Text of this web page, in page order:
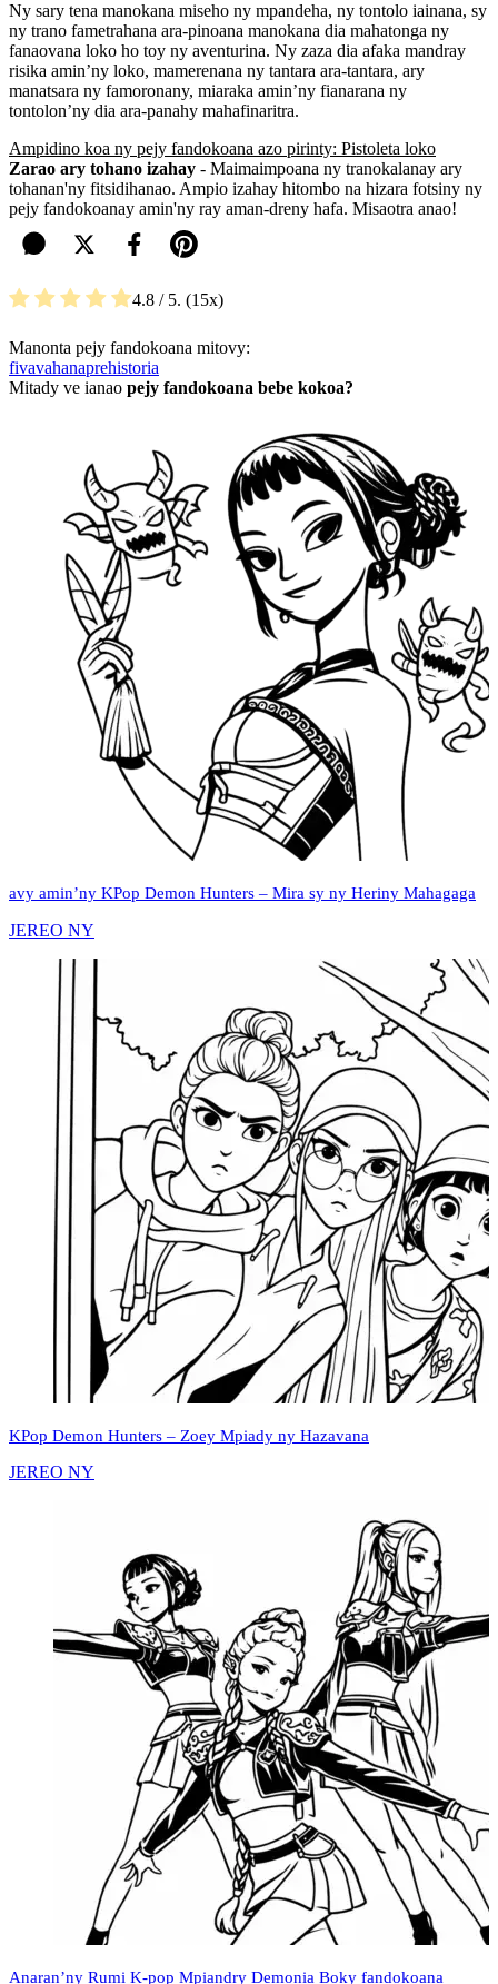
Ny sary tena manokana miseho ny mpandeha, ny tontolo iainana, sy
ny trano fametrahana ara-pinoana manokana dia mahatonga ny
fanaovana loko ho toy ny aventurina. Ny zaza dia afaka mandray
risika amin’ny loko, mamerenana ny tantara ara-tantara, ary
manatsara ny famoronany, miaraka amin’ny fianarana ny
tontolon’ny dia ara-panahy mahafinaritra.
Ampidino koa ny pejy fandokoana azo pirinty: Pistoleta loko
Zarao ary tohano izahay - Maimaimpoana ny tranokalanay ary
tohanan'ny fitsidihanao. Ampio izahay hitombo na hizara fotsiny ny
pejy fandokoanay amin'ny ray aman-dreny hafa. Misaotra anao!
4.8 / 5. 15
Manonta pejy fandokoana mitovy:
fivavahanaprehistoria
Mitady ve ianao pejy fandokoana bebe kokoa?
avy amin’ny KPop Demon Hunters – Mira sy ny Heriny Mahagaga
JEREO NY
KPop Demon Hunters – Zoey Mpiady ny Hazavana
JEREO NY
Anaran’ny Rumi K-pop Mpiandry Demonia Boky fandokoana